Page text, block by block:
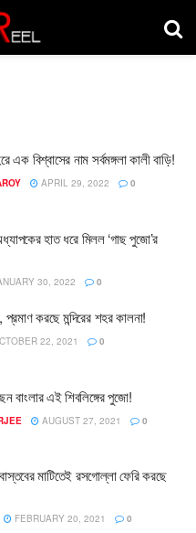
এক বিশ্বাসের নাম সর্বমঙ্গলা কালী বাড়ি!
APRIL 29, 2022 0
হাত ধরে মিলল ‘গাছ পুজো’র
30, 2022 0
করছে মন্দিরের শহর কালনা!
22, 2021 0
বাংলার এই শিবলিঙ্গের পুজো!
AUGUST 27, 2021 0
মাটিতেই রসগোল্লা ফেরি করছে
FEBRUARY 20, 2021 0